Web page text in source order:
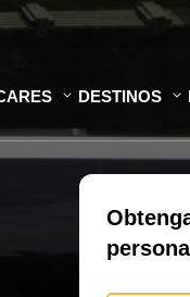
DESTINOS